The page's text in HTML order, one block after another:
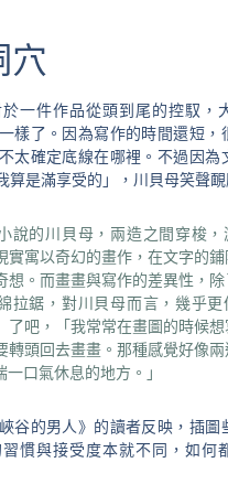
穴
於一件作品從頭到尾的控馭，
樣了。因為寫作的時間還短，
太確定底線在哪裡。不過因為
算是滿享受的」，川貝母笑聲靦
說的川貝母，兩造之間穿梭，
實寓以奇幻的畫作，在文字的
想。 而畫畫與寫作的差異性，
拉鋸，對川貝母而言，幾乎更
了吧，「我常常在畫圖的時候想
轉頭回去畫畫。那種感覺好像
口氣休息的地方。」
谷的男人》的讀者反映，插圖
慣與接受度本就不同，如何